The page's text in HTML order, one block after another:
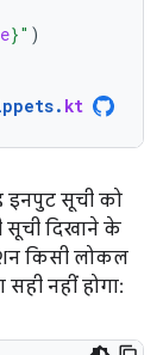
}" )
. kt
इनपुट सूची को
दिखाने के
किसी लोकल
नहीं होगा: